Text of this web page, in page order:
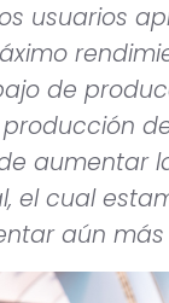
usuarios
de
aumentar
cual
aún